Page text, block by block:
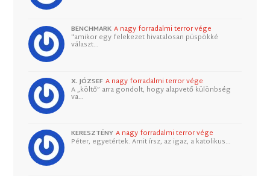
BENCHMARK A nagy forradalmi terror vége
"amikor egy felekezet hivatalosan püspökké
választ…
X. JÓZSEF A nagy forradalmi terror vége
A „költő” arra gondolt, hogy alapvető különbség
va…
KERESZTÉNY A nagy forradalmi terror vége
Péter, egyetértek. Amit írsz, az igaz, a katolikus…